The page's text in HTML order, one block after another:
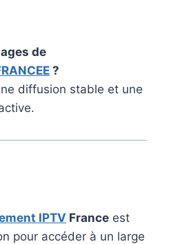
de
?
diffusion stable et une
IPTV France est
pour accéder à un large